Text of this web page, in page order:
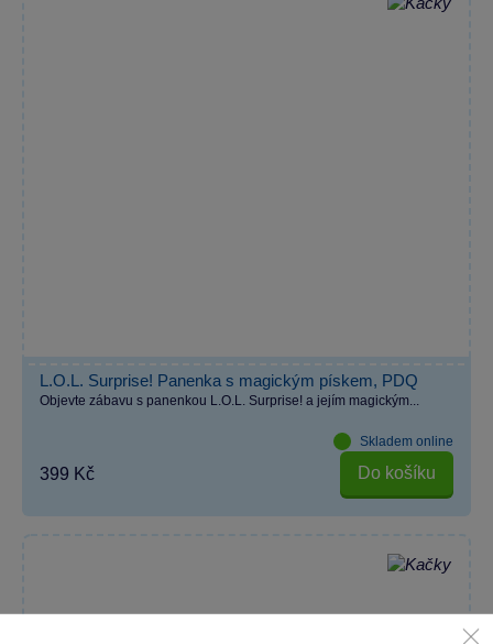
L.O.L. Surprise! Panenka s magickým pískem, PDQ
Objevte zábavu s panenkou L.O.L. Surprise! a jejím magickým...
Skladem online
399 Kč Do košíku